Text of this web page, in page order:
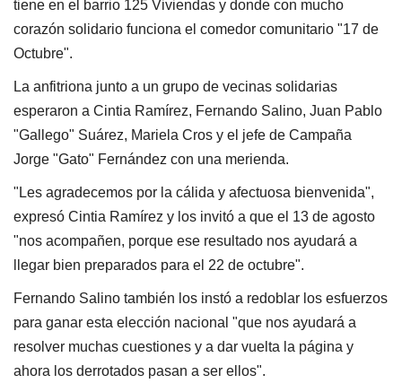
tiene en el barrio 125 Viviendas y donde con mucho
corazón solidario funciona el comedor comunitario "17 de
Octubre".
La anfitriona junto a un grupo de vecinas solidarias
esperaron a Cintia Ramírez, Fernando Salino, Juan Pablo
"Gallego" Suárez, Mariela Cros y el jefe de Campaña
Jorge "Gato" Fernández con una merienda.
"Les agradecemos por la cálida y afectuosa bienvenida",
expresó Cintia Ramírez y los invitó a que el 13 de agosto
"nos acompañen, porque ese resultado nos ayudará a
llegar bien preparados para el 22 de octubre".
Fernando Salino también los instó a redoblar los esfuerzos
para ganar esta elección nacional "que nos ayudará a
resolver muchas cuestiones y a dar vuelta la página y
ahora los derrotados pasan a ser ellos".